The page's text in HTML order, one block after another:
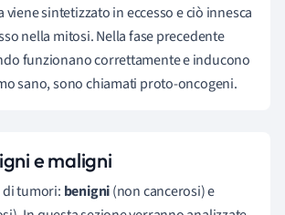
sintetizzato in eccesso e ciò innesca
nella mitosi. Nella fase precedente
funzionano correttamente e inducono
sano, sono chiamati proto-oncogeni.
e maligni
di tumori: benigni(non cancerosi) e